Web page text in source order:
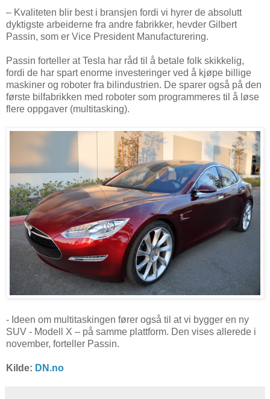
– Kvaliteten blir best i bransjen fordi vi hyrer de absolutt
dyktigste arbeiderne fra andre fabrikker, hevder Gilbert
Passin, som er Vice President Manufacturering.
Passin forteller at Tesla har råd til å betale folk skikkelig,
fordi de har spart enorme investeringer ved å kjøpe billige
maskiner og roboter fra bilindustrien. De sparer også på den
første bilfabrikken med roboter som programmeres til å løse
flere oppgaver (multitasking).
- Ideen om multitaskingen fører også til at vi bygger en ny
SUV - Modell X – på samme plattform. Den vises allerede i
november, forteller Passin.
Kilde: DN.no